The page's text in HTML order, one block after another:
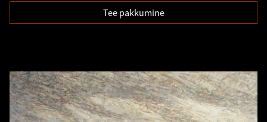
Tee pakkumine